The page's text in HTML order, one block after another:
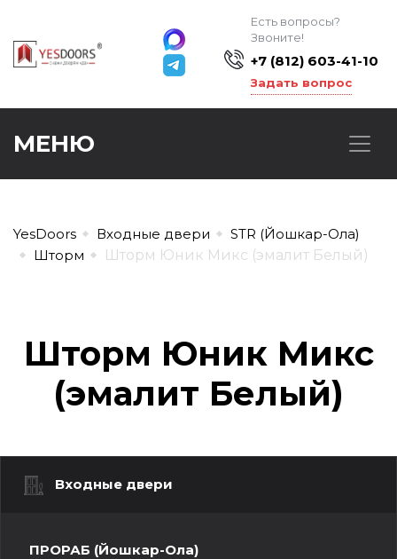
Есть вопросы?
Звоните!
+7 (812) 603-41-10
Задать вопрос
МЕНЮ
YesDoors Входные двери
STR (Йошкар-Ола)
Шторм
Шторм Юник Микс (эмалит Белый)
Шторм Юник Микс
(эмалит Белый)
Входные двери
ПРОРАБ (Йошкар-Ола)